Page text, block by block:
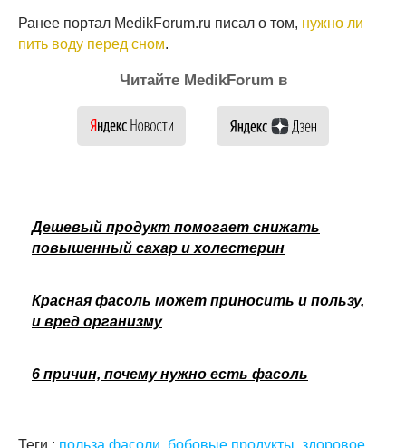
Ранее портал MedikForum.ru писал о том, нужно ли
пить воду перед сном.
Читайте MedikForum в
Дешевый продукт помогает снижать
повышенный сахар и холестерин
Красная фасоль может приносить и пользу,
и вред организму
6 причин, почему нужно есть фасоль
Теги : польза фасоли бобовые продукты здоровое